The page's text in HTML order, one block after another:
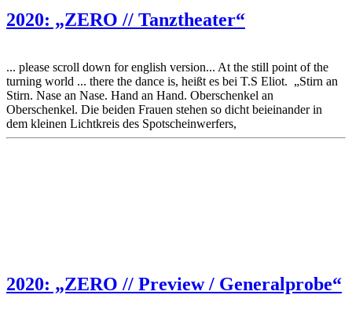
2020: „ZERO // Tanztheater“
... please scroll down for english version... At the still point of the
turning world ... there the dance is, heißt es bei T.S Eliot. „Stirn an
Stirn. Nase an Nase. Hand an Hand. Oberschenkel an
Oberschenkel. Die beiden Frauen stehen so dicht beieinander in
dem kleinen Lichtkreis des Spotscheinwerfers,
2020: „ZERO // Preview / Generalprobe“